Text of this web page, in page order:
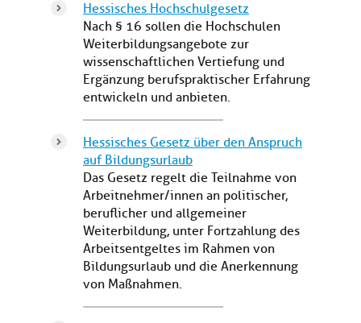
Hessisches Hochschulgesetz
Nach § 16 sollen die Hochschulen
Weiterbildungsangebote zur
wissenschaftlichen Vertiefung und
Ergänzung berufspraktischer Erfahrung
entwickeln und anbieten.
Hessisches Gesetz über den Anspruch
auf Bildungsurlaub
Das Gesetz regelt die Teilnahme von
Arbeitnehmer/innen an politischer,
beruflicher und allgemeiner
Weiterbildung, unter Fortzahlung des
Arbeitsentgeltes im Rahmen von
Bildungsurlaub und die Anerkennung
von Maßnahmen.